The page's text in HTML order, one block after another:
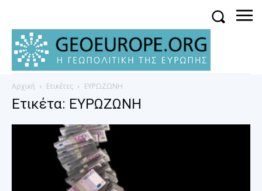
Αρχική Ετικέτες ΕΥΡΩΖΩΝΗ
Ετικέτα: ΕΥΡΩΖΩΝΗ